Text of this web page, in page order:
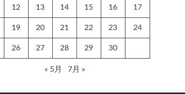
12 13 14 15 16 17
19 20 21 22 23 24
26 27 28 29 30
« 5月 7月 »